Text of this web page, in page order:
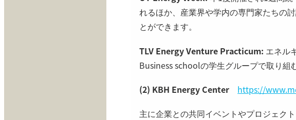
れるほか、産業界や学内の専門家たちの
とができます。
TLV Energy Venture Practicum: エネル
Business schoolの学生グループで取り組
(2) KBH Energy Center
https://
主に企業との共同イベントやプロジェク